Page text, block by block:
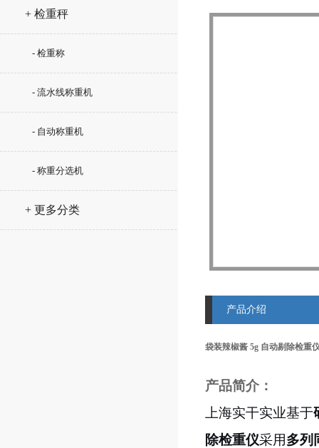
+ 检重秤
- 检重称
- 流水线称重机
- 自动称重机
- 称重分选机
+ 更多分类
产品介绍
袋装辣椒酱 5g 自动剔除检重
产品简介：
上海实干实业基于
除检重仪采用多列